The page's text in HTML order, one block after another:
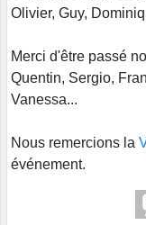
Olivier, Guy,
Merci d'être passé
Quentin, Sergio,
Vanessa...
Nous remercions la
événement.